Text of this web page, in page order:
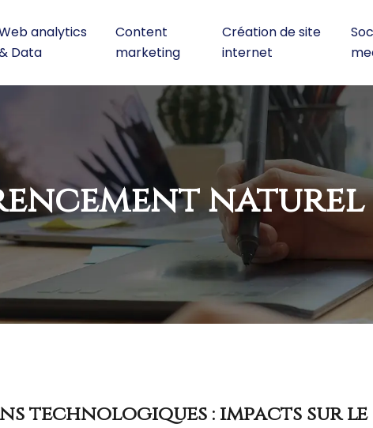
analytics
Data
Content
marketing
Création de site
internet
naturel
technologiques : impacts sur